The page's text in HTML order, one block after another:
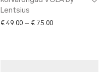
Lentsius
€ 49.00 – € 75.00Price range: €